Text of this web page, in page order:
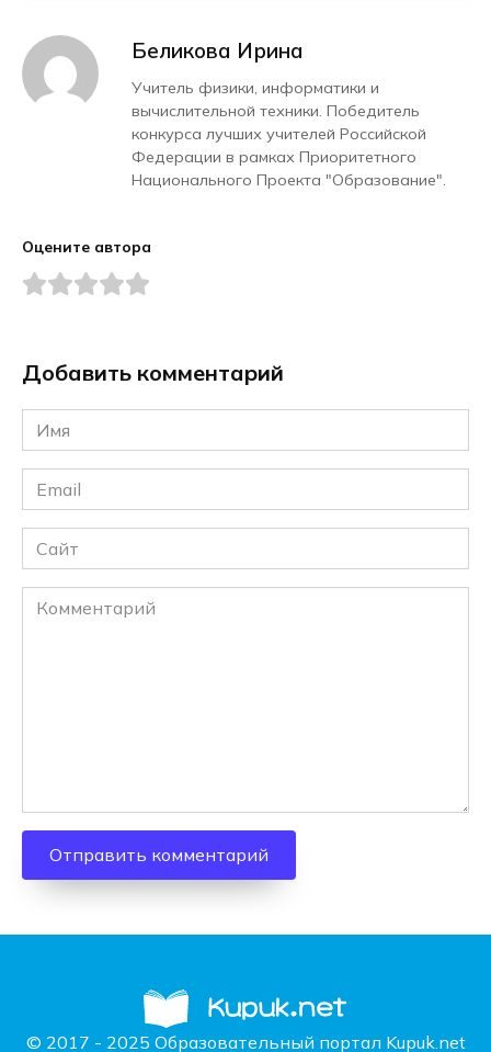
Беликова Ирина
Учитель физики, информатики и
вычислительной техники. Победитель
конкурса лучших учителей Российской
Федерации в рамках Приоритетного
Национального Проекта "Образование".
Оцените автора
Добавить комментарий
Имя
*
Email
*
Сайт
Комментарий
© 2017 - 2025 Образовательный портал Kupuk.net